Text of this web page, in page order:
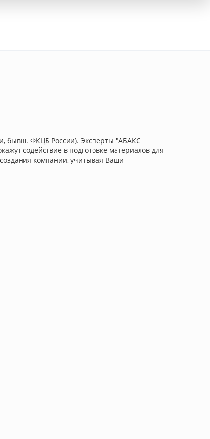
бывш. ФКЦБ России). Эксперты "АБАКС
содействие в подготовке материалов для
компании, учитывая Ваши